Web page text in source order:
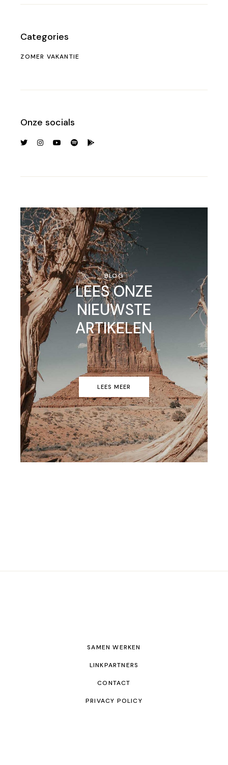
Categories
ZOMER VAKANTIE
Onze socials
BLOG
LEES ONZE
NIEUWSTE
ARTIKELEN
LEES MEER
SAMEN WERKEN
LINKPARTNERS
CONTACT
PRIVACY POLICY